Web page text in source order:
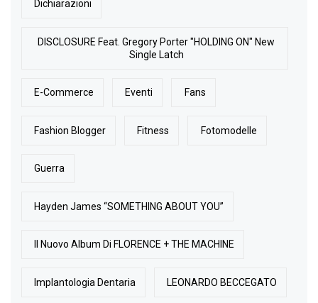
Dichiarazioni
DISCLOSURE Feat. Gregory Porter "HOLDING ON" New
Single Latch
E-Commerce Eventi Fans
Fashion Blogger Fitness Fotomodelle
Guerra
Hayden James “SOMETHING ABOUT YOU”
Il Nuovo Album Di FLORENCE + THE MACHINE
Implantologia Dentaria LEONARDO BECCEGATO